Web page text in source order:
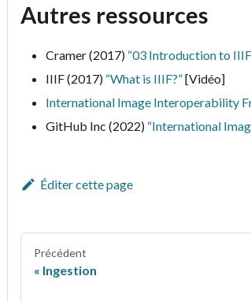
Autres ressources
Cramer (2017) “03 Introduction to
IIIF (2017) “What is IIIF?”[Vidéo]
International Image Interoperability
GitHub Inc (2022) “International
Éditer cette page
Précédent
Ingestion